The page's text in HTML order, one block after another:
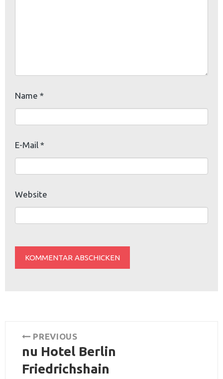
Name *
E-Mail *
Website
Beitrags-
Navigation
PREVIOUS
Previous
post:
nu Hotel Berlin
Friedrichshain